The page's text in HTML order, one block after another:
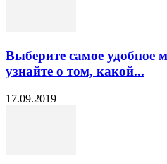
Выберите самое удобное
узнайте о том, какой...
17.09.2019